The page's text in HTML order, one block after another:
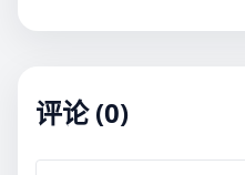
评论 (0)